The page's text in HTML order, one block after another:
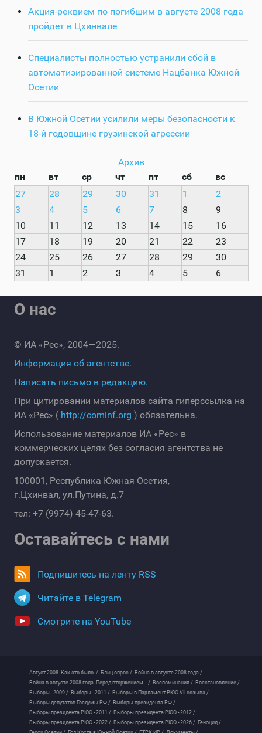
Акция-реквием по погибшим в августе 2008 года
пройдет в Цхинвале
Специалисты полностью устранили сбой в
автоматизированной системе Нацбанка Южной
Осетии
В Южной Осетии усилили меры безопасности к
18-й годовщине грузинской агрессии
Архив
пн
вт ср чт пт сб
вс
27
28 29 30 31 1
2
3
4 5 6 7 8
9
10
11 12 13 14 15
16
17
18 19 20 21 22
23
24
25 26 27 28 29
30
31
1 2 3 4 5 6
О нас
© ИА «Рес», 2004—2025.
Информация об агентстве.
Написать письмо в редакцию.
При цитировании материалов сайта гиперссылка на
ИА «Рес» ( http://cominf.org ) обязательна.
Использование материалов ИА «Рес» в
коммерческих целях без согласия агентства не
допускается.
100001, Республика Южная Осетия,
г.Цхинвал, ул.Путина, д.7
тел: +7 (9974) 45-47-63.
Оставайтесь с нами
Подпишитесь на ленту RSS
Читайте в Telegram
Смотрите на YouTube
Август 2008. Как это было. / Блиц-опрос / Война в августе 2008 года /
Война в августе 2008 года. Перед вторжением... / Воспоминания / Восстановление /
Выборы - 2009 / Выборы - 2011 / Выборы в Парламент РЮО VII созыва /
Выборы депутатов Госдумы РФ / Выборы президента РФ /
Выборы президента РЮО - 2011 / Выборы президента РЮО - 2012 /
Выборы президента РЮО - 2022 / Выборы президента РЮО - 2026 / Геноцид /